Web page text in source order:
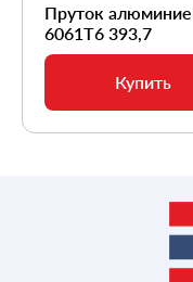
Пруток
6061Т6 393,7
Купить